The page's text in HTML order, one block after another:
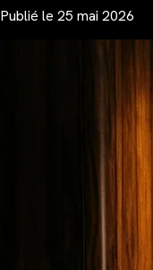
Publié le 25 mai 2026